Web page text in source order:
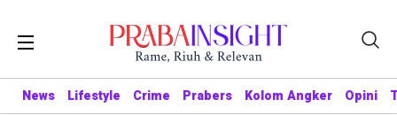
News Lifestyle Crime Prabers Kolom Angker Opini
News Lifestyle Crime Prabers Kolom Angker Opini